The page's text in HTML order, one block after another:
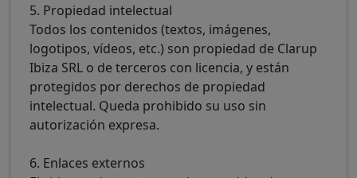
5. Propiedad intelectual
Todos los contenidos (textos, imágenes,
logotipos, vídeos, etc.) son propiedad de Clarup
Ibiza SRL o de terceros con licencia, y están
protegidos por derechos de propiedad
intelectual. Queda prohibido su uso sin
autorización expresa.
6. Enlaces externos